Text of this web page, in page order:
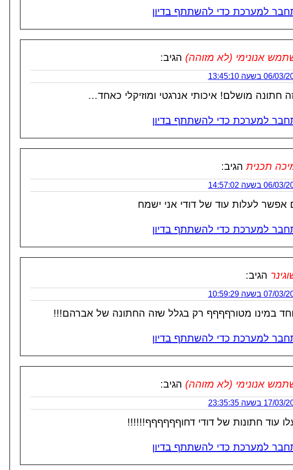
למערכת כדי להשתתף בדיון
אנונימי (לא מזוהה) הגיב:
בשעה 13:45:10
חתונה מושלם! איכותי אנרגטי ומוזיקלי כאחד…
למערכת כדי להשתתף בדיון
תכנית הגיב:
בשעה 14:57:02
אפשר לעלות עוד של דודי אני ישמח
למערכת כדי להשתתף בדיון
הגיב:
בשעה 10:59:29
במינו מטורףףףף רק בגלל שזה החתונה של אברהם!!!
למערכת כדי להשתתף בדיון
אנונימי (לא מזוהה) הגיב:
בשעה 23:35:35
עוד חתונות של דודי דחוףףףףףף!!!!!!
למערכת כדי להשתתף בדיון